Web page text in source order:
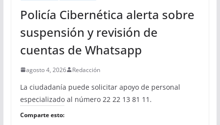
Policía Cibernética alerta sobre
suspensión y revisión de
cuentas de Whatsapp
agosto 4, 2026 Redacción
La ciudadanía puede solicitar apoyo de personal
especializado al número 22 22 13 81 11.
Comparte esto: